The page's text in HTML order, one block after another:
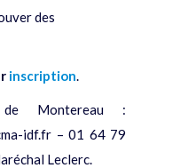
des
inscription.
de Montereau :
idf.fr – 01 64 79
Leclerc.